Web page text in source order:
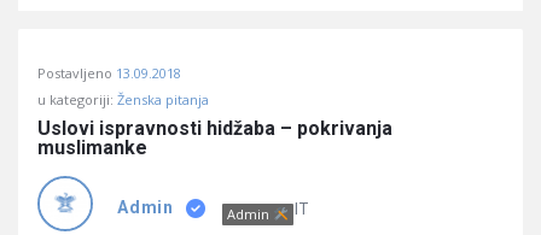
Učene
Latest
Pitanja
Postavljeno 13.09.2018
u kategoriji: Ženska pitanja
Uslovi ispravnosti hidžaba – pokrivanja
muslimanke
Admin Admin IT